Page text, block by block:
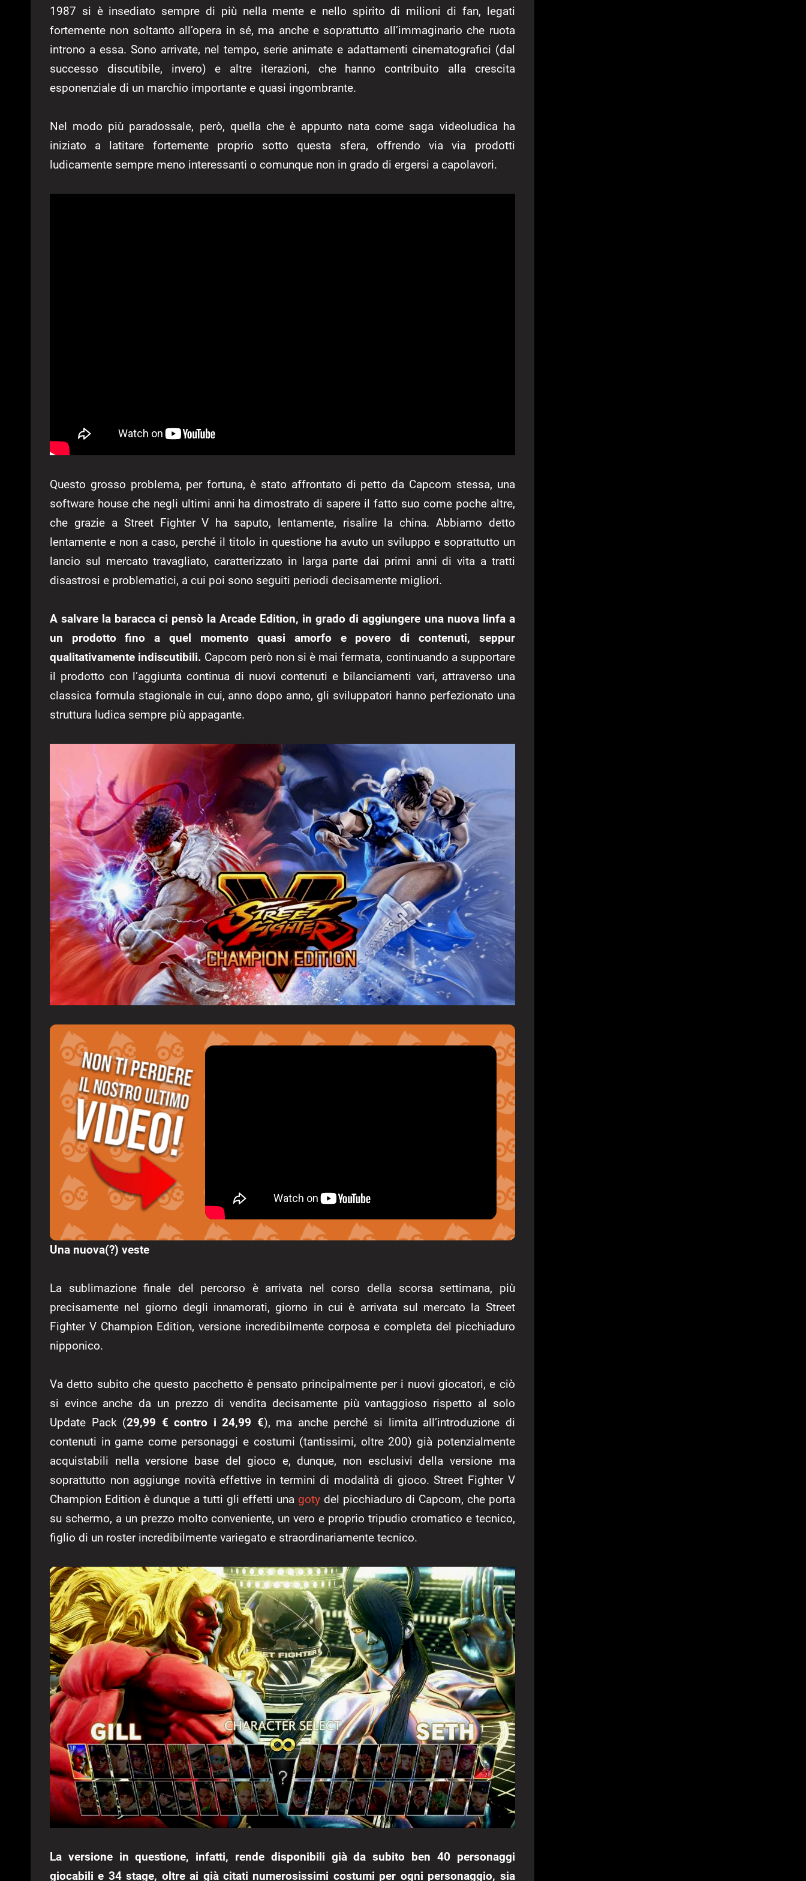
1987 si è insediato sempre di più nella mente e nello spirito di milioni di fan, legati
fortemente non soltanto all’opera in sé, ma anche e soprattutto all’immaginario che ruota
introno a essa. Sono arrivate, nel tempo, serie animate e adattamenti cinematografici (dal
successo discutibile, invero) e altre iterazioni, che hanno contribuito alla crescita
esponenziale di un marchio importante e quasi ingombrante.
Nel modo più paradossale, però, quella che è appunto nata come saga videoludica ha
iniziato a latitare fortemente proprio sotto questa sfera, offrendo via via prodotti
ludicamente sempre meno interessanti o comunque non in grado di ergersi a capolavori.
Questo grosso problema, per fortuna, è stato affrontato di petto da Capcom stessa, una
software house che negli ultimi anni ha dimostrato di sapere il fatto suo come poche altre,
che grazie a Street Fighter V ha saputo, lentamente, risalire la china. Abbiamo detto
lentamente e non a caso, perché il titolo in questione ha avuto un sviluppo e soprattutto un
lancio sul mercato travagliato, caratterizzato in larga parte dai primi anni di vita a tratti
disastrosi e problematici, a cui poi sono seguiti periodi decisamente migliori.
A salvare la baracca ci pensò la Arcade Edition, in grado di aggiungere una nuova linfa a
un prodotto fino a quel momento quasi amorfo e povero di contenuti, seppur
qualitativamente indiscutibili. Capcom però non si è mai fermata, continuando a supportare
il prodotto con l’aggiunta continua di nuovi contenuti e bilanciamenti vari, attraverso una
classica formula stagionale in cui, anno dopo anno, gli sviluppatori hanno perfezionato una
struttura ludica sempre più appagante.
Una nuova(?) veste
La sublimazione finale del percorso è arrivata nel corso della scorsa settimana, più
precisamente nel giorno degli innamorati, giorno in cui è arrivata sul mercato la Street
Fighter V Champion Edition, versione incredibilmente corposa e completa del picchiaduro
nipponico.
Va detto subito che questo pacchetto è pensato principalmente per i nuovi giocatori, e ciò
si evince anche da un prezzo di vendita decisamente più vantaggioso rispetto al solo
Update Pack (29,99 € contro i 24,99 €), ma anche perché si limita all’introduzione di
contenuti in game come personaggi e costumi (tantissimi, oltre 200) già potenzialmente
acquistabili nella versione base del gioco e, dunque, non esclusivi della versione ma
soprattutto non aggiunge novità effettive in termini di modalità di gioco. Street Fighter V
Champion Edition è dunque a tutti gli effetti una gotydel picchiaduro di Capcom, che porta
su schermo, a un prezzo molto conveniente, un vero e proprio tripudio cromatico e tecnico,
figlio di un roster incredibilmente variegato e straordinariamente tecnico.
La versione in questione, infatti, rende disponibili già da subito ben 40 personaggi
giocabili e 34 stage, oltre ai già citati numerosissimi costumi per ogni personaggio, sia